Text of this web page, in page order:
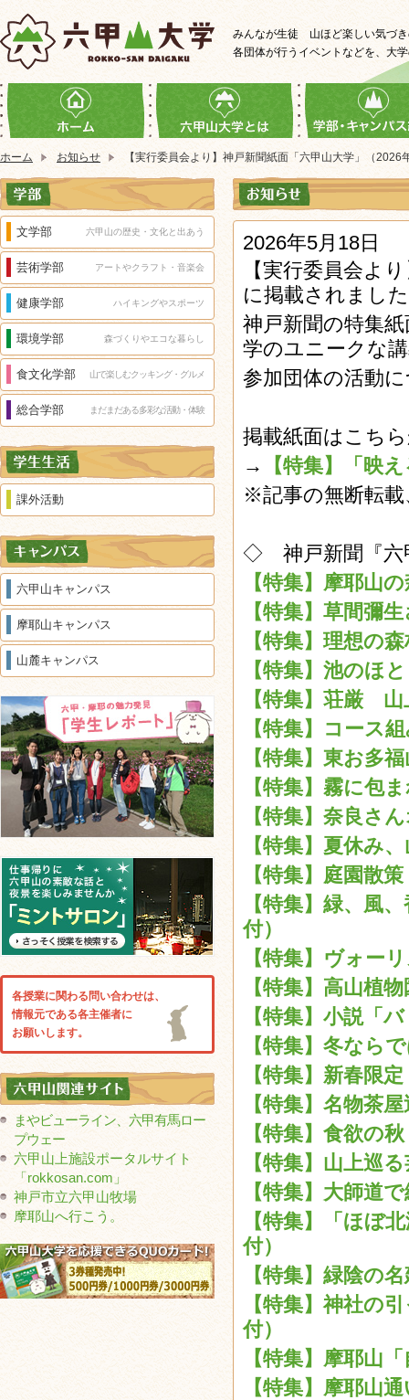
みんなが生徒 山ほど楽しい気づ
各団体が行うイベントなどを、大
ホーム お知らせ 【実行委員会より】神戸新聞紙面「六甲山大学」（
2026年5月18日
【実行委員会よ
に掲載されまし
神戸新聞の特集
学のユニークな
参加団体の活動
掲載紙面はこち
→
【特集】「映
※記事の無断転
◇ 神戸新聞『六
【特集】摩耶山
【特集】草間彌
【特集】理想の
【特集】池のほ
【特集】荘厳
【特集】コース
【特集】東お多
【特集】霧に包
【特集】奈良さ
【特集】夏休み
【特集】庭園散
【特集】緑、風
付）
【特集】ヴォー
【特集】高山植
【特集】小説「
【特集】冬なら
【特集】新春限
【特集】名物茶
【特集】食欲の
【特集】山上巡
【特集】大師道
【特集】「ほぼ
付）
【特集】緑陰の
【特集】神社の
付）
【特集】摩耶山
【特集】摩耶山
文学部 六甲山の歴史・文化と出あう
芸術学部 アートやクラフト・音楽会
健康学部 ハイキングやスポーツ
環境学部 森づくりやエコな暮らし
食文化学部 山で楽しむクッキング・グルメ
総合学部 まだまだある多彩な活動・体験
課外活動
六甲山キャンパス
摩耶山キャンパス
山麓キャンパス
各授業に関わる問い合わせは、
情報元である各主催者に
お願いします。
まやビューライン、六甲有馬ロー
プウェー
六甲山上施設ポータルサイト
「rokkosan.com」
神戸市立六甲山牧場
摩耶山へ行こう。